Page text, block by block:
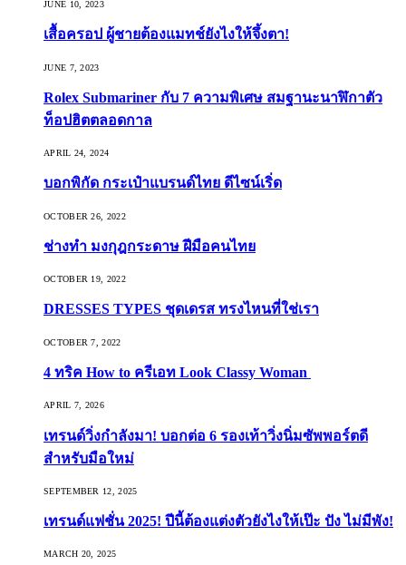
JUNE 10, 2023
เสื้อครอป ผู้ชายต้องแมทช์ยังไงให้จึ้งตา!
JUNE 7, 2023
Rolex Submariner กับ 7 ความพิเศษ สมฐานะนาฬิกาตัว
ท็อปฮิตตลอดกาล
APRIL 24, 2024
บอกพิกัด กระเป๋าแบรนด์ไทย ดีไซน์เริ่ด
OCTOBER 26, 2022
ช่างทำ มงกุฎกระดาษ ฝีมือคนไทย
OCTOBER 19, 2022
DRESSES TYPES ชุดเดรส ทรงไหนที่ใช่เรา
OCTOBER 7, 2022
4 ทริค How to ครีเอท Look Classy Woman
APRIL 7, 2026
เทรนด์วิ่งกำลังมา! บอกต่อ 6 รองเท้าวิ่งนิ่มซัพพอร์ตดี
สำหรับมือใหม่
SEPTEMBER 12, 2025
เทรนด์แฟชั่น 2025! ปีนี้ต้องแต่งตัวยังไงให้เป๊ะ ปัง ไม่มีพัง!
MARCH 20, 2025